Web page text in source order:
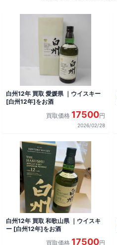
白州12年 買取 愛媛県 ｜ウイスキー
[白州12年]をお酒
買取価格 17500円
2026/02/28
白州12年 買取 和歌山県 ｜ウイスキ
ー [白州12年]をお酒
買取価格 17500円